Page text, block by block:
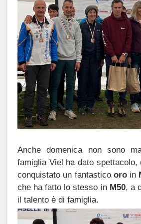
Anche domenica non sono
famiglia Viel ha dato spettacolo,
conquistato un fantastico oroin
che ha fatto lo stesso in M50, a
il talento è di famiglia.